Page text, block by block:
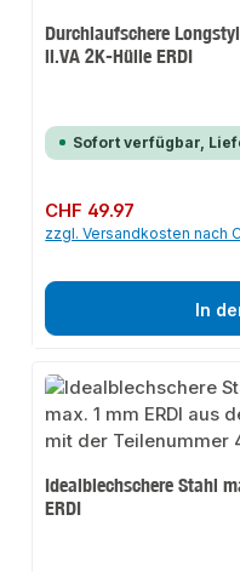
Durchlaufschere
li.VA 2K-Hülle ERDI
Sofort verfügbar,
Regulärer Preis:
CHF 49.97
zzgl. Versandkosten nach
In
Idealblechschere Stahl
ERDI